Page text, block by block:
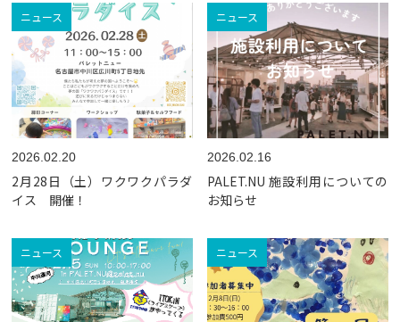
ニュース
2026.02.20
2月28日（土）ワクワクパラダ
イス 開催！
ニュース
2026.02.16
PALET.NU 施設利用についての
お知らせ
ニュース ニュース